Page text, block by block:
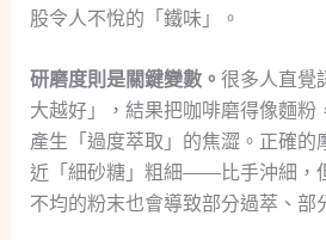
股令人不悅的「鐵味」。
研磨度則是關鍵變數。 很多人直覺
大越好」，結果把咖啡磨得像麵粉
產生「過度萃取」的焦澀。正確的
近「細砂糖」粗細——比手沖細，
不均的粉末也會導致部分過萃、部